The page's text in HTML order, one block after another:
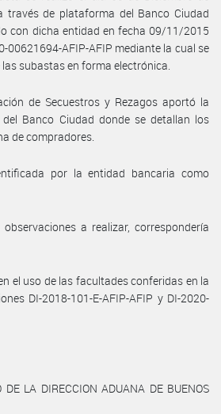
de plataforma del Banco Ciudad
con dicha entidad en fecha 09/11/2015
00621694-AFIP-AFIP mediante la cual se
subastas en forma electrónica.
de Secuestros y Rezagos aportó la
Banco Ciudad donde se detallan los
de compradores.
por la entidad bancaria como
a realizar, correspondería
el uso de las facultades conferidas en la
DI-2018-101-E-AFIP-AFIP y DI-2020-
DE LA DIRECCION ADUANA DE BUENOS